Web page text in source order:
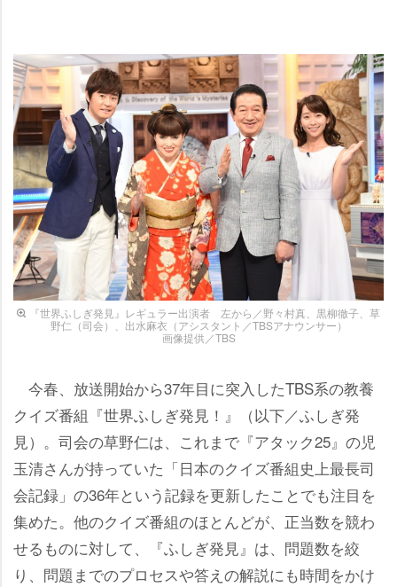
『世界ふしぎ発見』レギュラー出演者 左から／野々村真、黒柳徹子、草
野仁（司会）、出水麻衣（アシスタント／TBSアナウンサー）
画像提供／TBS
今春、放送開始から37年目に突入したTBS系の教養
クイズ番組『世界ふしぎ発見！』（以下／ふしぎ発
見）。司会の草野仁は、これまで『アタック25』の児
玉清さんが持っていた「日本のクイズ番組史上最長司
会記録」の36年という記録を更新したことでも注目を
集めた。他のクイズ番組のほとんどが、正当数を競わ
せるものに対して、『ふしぎ発見』は、問題数を絞
り、問題までのプロセスや答えの解説にも時間をかけ